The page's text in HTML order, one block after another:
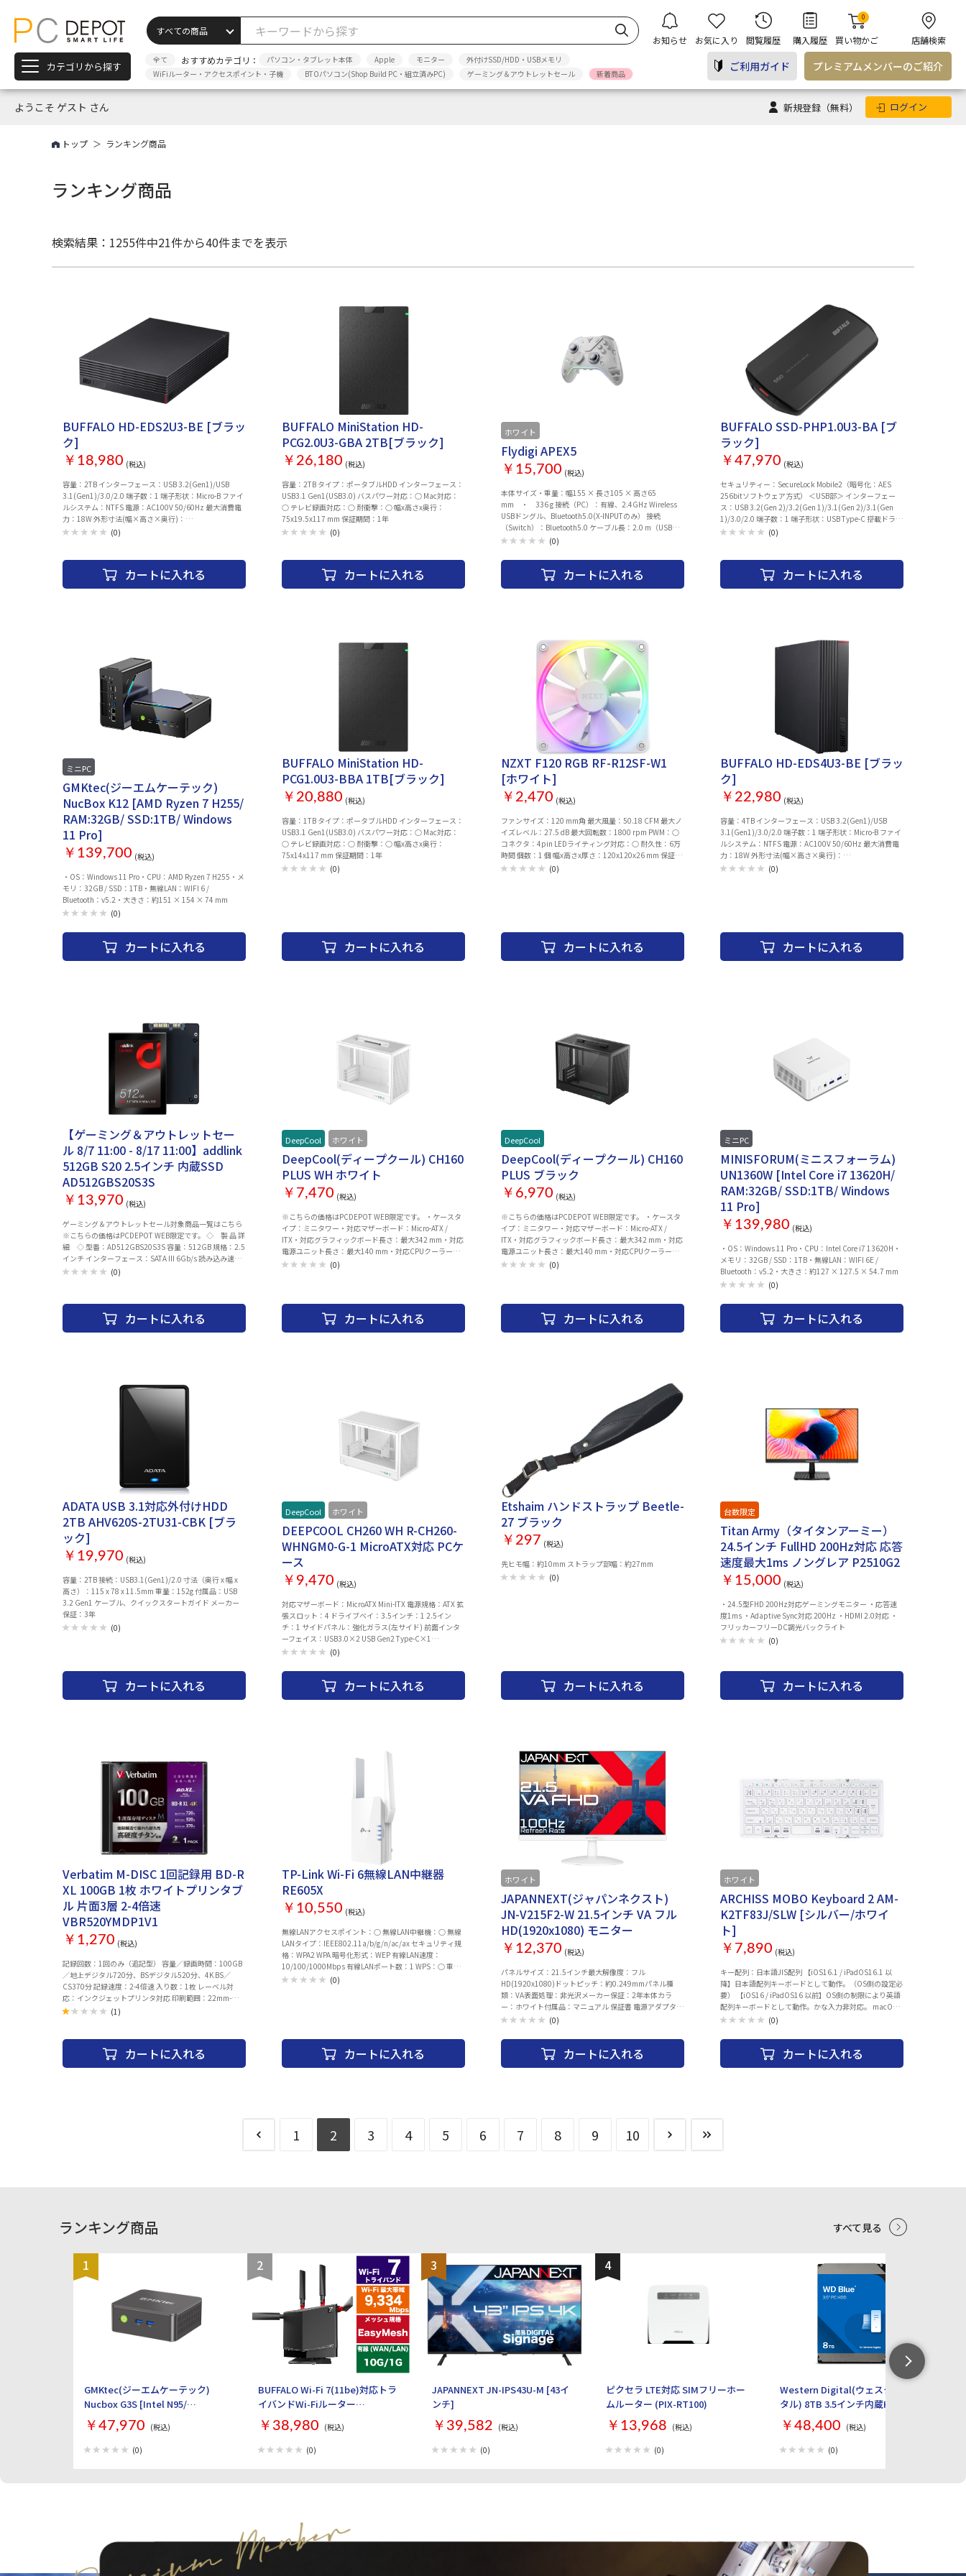
お知らせ お気に入り 閲覧履歴 購入履歴 買い物かご
0
店舗検索
カテゴリから探す 全て おすすめカテゴリ： パソコン・タブレット本体 Apple モニター
外付けSSD/HDD・USBメモリ
WiFiルーター・アクセスポイント・子機
BTOパソコン(Shop Build PC・組立済みPC) ゲーミング＆アウトレットセール 新着商品
ご利用ガイド プレミアム メンバーのご紹介
ようこそ ゲスト さん 新規登録 （無料） ログイン
トップ ランキング商品
ランキング商品
検索結果：1255件中21件から40件までを表示
BUFFALO HD-EDS2U3-BE [ブラッ
ク]
￥18,980 (税込)
容量：2TB インターフェース：USB 3.2(Gen1)/USB
3.1(Gen1)/3.0/2.0 端子数：1 端子形状：Micro-B ファイ
ルシステム：NTFS 電源：AC100V 50/60Hz 最大消費電
力：18W 外形寸法(幅×高さ×奥行)：
114×33×171mm※本体のみ(突起部除く) 質量：約
ケーブル(1m)、ACアダプター、取扱説明書(保証書)※保
証書は取扱説明書に記載 グリーン購入法(2011年4月改
定)：対応 エネルギー消費効率(2011年4月改定)：B区分
(0)
カートに入れる
BUFFALO MiniStation HD-
PCG2.0U3-GBA 2TB[ブラック]
￥26,180 (税込)
容量：2TB タイプ：ポータブルHDD インターフェース：
USB3.1 Gen1(USB3.0) バスパワー対応：○ Mac対応：
○ テレビ録画対応：○ 耐衝撃：○ 幅x高さx奥行：
75x19.5x117 mm 保証期間：1年
(0)
カートに入れる
ホワイト
Flydigi APEX5
￥15,700 (税込)
本体サイズ・重量：幅155 × 長さ105 × 高さ65
mm ・ 336 g 接続（PC）：有線、2.4GHz Wireless
USBドングル、Bluetooth5.0(X-INPUTのみ） 接続
（Switch）：Bluetooth5.0 ケーブル長：2.0 m（USB
TYPE-C 充電用ケーブル） ポーリングレート：
ンバッテリー 電池容量 1500 mAh バッテリー持続時間 /
充電時間：約15時間 / 3 – 4時間 機能：加速度センサー /
6軸ジャイロセンサー / 振動機能（トリガー・グリップ）
体 / USBドングル / USB TYPE-C ケーブル 2m / カスタム
ライトパネル 保証期間：ご購入日より1年間
(0)
カートに入れる
BUFFALO SSD-PHP1.0U3-BA [ブ
ラック]
￥47,970 (税込)
セキュリティー：SecureLock Mobile2（暗号化：AES
256bitソフトウェア方式） ＜USB部＞ インターフェー
ス：USB 3.2(Gen 2)/3.2(Gen 1)/3.1(Gen 2)/3.1(Gen
1)/3.0/2.0 端子数：1 端子形状：USB Type-C 搭載ドライ
ブ：1.0TB 電源：USBバスパワー 本体寸法（幅×高さ×
85％ 主な付属品：USBケーブル（C to C, 30cm）、USB
変換アダプター（C to A）、取扱説明書（保証書） ※ユ
ーティリティーはダウンロードにて配付 Windows：
(0)
カートに入れる
ミニPC
GMKtec(ジーエムケーテック)
NucBox K12 [AMD Ryzen 7 H255/
RAM:32GB/ SSD:1TB/ Windows
11 Pro]
￥139,700 (税込)
・OS：Windows 11 Pro・CPU：AMD Ryzen 7 H255・メ
モリ：32GB / SSD：1TB・無線LAN：WIFI 6 /
Bluetooth：v5.2・大きさ：約151 × 154 × 74 mm
(0)
カートに入れる
BUFFALO MiniStation HD-
PCG1.0U3-BBA 1TB[ブラック]
￥20,880 (税込)
容量：1TB タイプ：ポータブルHDD インターフェース：
USB3.1 Gen1(USB3.0) バスパワー対応：○ Mac対応：
○ テレビ録画対応：○ 耐衝撃：○ 幅x高さx奥行：
75x14x117 mm 保証期間：1年
(0)
カートに入れる
NZXT F120 RGB RF-R12SF-W1
[ホワイト]
￥2,470 (税込)
ファンサイズ：120 mm角 最大風量：50.18 CFM 最大ノ
イズレベル：27.5 dB 最大回転数：1800 rpm PWM：○
コネクタ：4pin LEDライティング対応：○ 耐久性：6万
時間 個数：1 個 幅x高さx厚さ：120x120x26 mm 保証期
間：ご購入日より2年間（日本国内での使用に限定）
(0)
カートに入れる
BUFFALO HD-EDS4U3-BE [ブラッ
ク]
￥22,980 (税込)
容量：4TB インターフェース：USB 3.2(Gen1)/USB
3.1(Gen1)/3.0/2.0 端子数：1 端子形状：Micro-B ファイ
ルシステム：NTFS 電源：AC100V 50/60Hz 最大消費電
力：18W 外形寸法(幅×高さ×奥行)：
114×33×171mm※本体のみ(突起部除く) 質量：約
0.0012
(0)
カートに入れる
【ゲーミング＆アウトレットセー
ル 8/7 11:00 - 8/17 11:00】addlink
512GB S20 2.5インチ 内蔵SSD
AD512GBS20S3S
￥13,970 (税込)
ゲーミング＆アウトレットセール対象商品一覧はこちら
※こちらの価格はPCDEPOT WEB限定です。 ◇ 製 品 詳
細 ◇ 型番：AD512GBS20S3S 容量：512GB 規格：2.5
インチ インターフェース：SATA III 6Gb/s 読み込み速
度： 最大 500 MB/s 書き込み速度： 最大 450 MB/s ヒー
(0)
カートに入れる
DeepCool ホワイト
DeepCool(ディープクール) CH160
PLUS WH ホワイト
￥7,470 (税込)
※こちらの価格はPCDEPOT WEB限定です。 ・ケースタ
イプ：ミニタワー・対応マザーボード：Micro-ATX /
ITX・対応グラフィックボード長さ：最大342 mm・対応
電源ユニット長さ：最大140 mm・対応CPUクーラー高
さ：最大164 mm・本体サイズ（奥行×幅x高さ）：約
(0)
カートに入れる
DeepCool
DeepCool(ディープクール) CH160
PLUS ブラック
￥6,970 (税込)
※こちらの価格はPCDEPOT WEB限定です。 ・ケースタ
イプ：ミニタワー・対応マザーボード：Micro-ATX /
ITX・対応グラフィックボード長さ：最大342 mm・対応
電源ユニット長さ：最大140 mm・対応CPUクーラー高
さ：最大164 mm・本体サイズ（奥行×幅x高さ）：約
(0)
カートに入れる
ミニPC
MINISFORUM(ミニスフォーラム)
UN1360W [Intel Core i7 13620H/
RAM:32GB/ SSD:1TB/ Windows
11 Pro]
￥139,980 (税込)
・OS：Windows 11 Pro・CPU：Intel Core i7 13620H・
メモリ：32GB / SSD：1TB・無線LAN：WIFI 6E /
Bluetooth：v5.2・大きさ：約127 × 127.5 × 54.7 mm
(0)
カートに入れる
ADATA USB 3.1対応外付けHDD
2TB AHV620S-2TU31-CBK [ブラ
ック]
￥19,970 (税込)
容量：2TB 接続：USB3.1(Gen1)/2.0 寸法（奥行 x 幅 x
高さ）：115 x 78 x 11.5mm 重量：152g 付属品：USB
3.2 Gen1 ケーブル、クイックスタートガイド メーカー
保証：3年
(0)
カートに入れる
DeepCool ホワイト
DEEPCOOL CH260 WH R-CH260-
WHNGM0-G-1 MicroATX対応 PCケ
ース
￥9,470 (税込)
対応マザーボード：MicroATX Mini-ITX 電源規格：ATX 拡
張スロット：4 ドライブベイ：3.5インチ：1 2.5イン
チ：1 サイドパネル：強化ガラス(左サイド) 前面インタ
ーフェイス：USB3.0×2 USB Gen2 Type-C×1
Audio/Mic×1 対応グラフィックボード：
ーラー：174mm 対応電源ユニット：最長150mm 搭載
可能ファン 上面・上部(トップ)：
120mm×3/140mm×2 前面(フロント)：120mm×2 背
(0)
カートに入れる
Etshaim ハンドストラップ Beetle-
27 ブラック
￥297 (税込)
先ヒモ幅：約10mm ストラップ部幅：約27mm
(0)
カートに入れる
台数限定
Titan Army（タイタンアーミー）
24.5インチ FullHD 200Hz対応 応答
速度最大1ms ノングレア P2510G2
￥15,000 (税込)
・24.5型FHD 200Hz対応ゲーミングモニター ・応答速
度1ms ・Adaptive Sync対応 200Hz ・HDMI 2.0対応 ・
フリッカーフリーDC調光バックライト
(0)
カートに入れる
Verbatim M-DISC 1回記録用 BD-R
XL 100GB 1枚 ホワイトプリンタブ
ル 片面3層 2-4倍速
VBR520YMDP1V1
￥1,270 (税込)
記録回数：1回のみ（追記型） 容量／録画時間：100GB
／地上デジタル720分、BSデジタル520分、4K BS／
CS370分 記録速度：2-4倍速 入り数：1枚 レーベル対
応：インクジェットプリンタ対応 印刷範囲：22mm-
118mm レーベル仕様：ホワイト ブランド仕様表記（レ
（色）：透明（trayのみ黒）
(1)
カートに入れる
TP-Link Wi-Fi 6無線LAN中継器
RE605X
￥10,550 (税込)
無線LANアクセスポイント：○ 無線LAN中継機：○ 無線
LANタイプ：IEEE802.11a/b/g/n/ac/ax セキュリティ規
格：WPA2 WPA 暗号化形式：WEP 有線LAN速度：
10/100/1000Mbps 有線LANポート数：1 WPS：○ 重
量：260 g
(0)
カートに入れる
ホワイト
JAPANNEXT(ジャパンネクスト)
JN-V215F2-W 21.5インチ VA フル
HD(1920x1080) モニター
￥12,370 (税込)
パネルサイズ：21.5インチ最大解像度：フル
HD(1920x1080)ドットピッチ：約0.249mmパネル種
類：VA表面処理：非光沢メーカー保証：2年本体カラ
ー：ホワイト付属品：マニュアル 保証書 電源アダプター
HDMIケーブル (0)
カートに入れる
ホワイト
ARCHISS MOBO Keyboard 2 AM-
K2TF83J/SLW [シルバー/ホワイ
ト]
￥7,890 (税込)
キー配列：日本語JIS配列 【iOS16.1 / iPadOS16.1 以
降】日本語配列キーボードとして動作。（OS側の設定必
要） 【iOS16 / iPadOS16 以前】OS側の制限により英語
配列キーボードとして動作。かな入力非対応。 macOS
の「F1、F2などのキーを標準のファンクションキーとし
Fnキーとの合わせ押し動作となります。 キー数：83キー
キースイッチタイプ：パンタグラフ（アイソレーション
タイプ） キーピッチ：19mm（一部 16.6mm /
ファイバー / シリコン キーキャップ印字：シルク印刷
（UVコーティング） ＜本体サイズ＞ 使用時 : W291 ×
カバー：172g 製品内容：本体、USBケーブル（Aタイプ
オス- Cタイプオス）、専用スタンドカバー、 取扱説明書
(0)
カートに入れる
1 2 3 4 5 6 7 8 9 10
ランキング商品 すべて見る
1
GMKtec(ジーエムケーテック)
Nucbox G3S [Intel N95/
RAM:16GB/ SSD:512GB/
Windows 11 Pro]
￥47,970 (税込)
(0)
2
BUFFALO Wi-Fi 7(11be)対応トラ
イバンドWi-Fiルーター
AirStation WXR9300BE6P [ブラ
ック]
￥38,980 (税込)
(0)
3
JAPANNEXT JN-IPS43U-M [43イ
ンチ]
￥39,582 (税込)
(0)
4
ピクセラ LTE対応 SIMフリーホー
ムルーター (PIX-RT100)
￥13,968 (税込)
(0)
Western Digital(ウェスタンデジ
タル) 8TB 3.5インチ内蔵HDD WD
Blue WD80EAAZ
￥48,400 (税込)
(0)